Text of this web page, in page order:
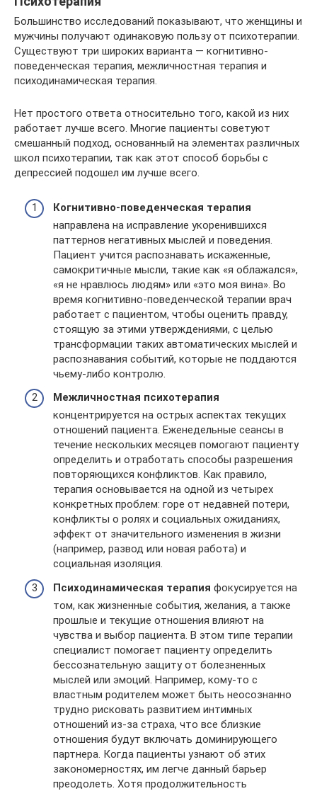
Большинство исследований показывают, что женщины и
мужчины получают одинаковую пользу от психотерапии.
Существуют три широких варианта — когнитивно-
поведенческая терапия, межличностная терапия и
психодинамическая терапия.
Нет простого ответа относительно того, какой из них
работает лучше всего. Многие пациенты советуют
смешанный подход, основанный на элементах различных
школ психотерапии, так как этот способ борьбы с
депрессией подошел им лучше всего.
Когнитивно-поведенческая терапия
направлена на исправление укоренившихся
паттернов негативных мыслей и поведения.
Пациент учится распознавать искаженные,
самокритичные мысли, такие как «я облажался»,
«я не нравлюсь людям» или «это моя вина». Во
время когнитивно-поведенческой терапии врач
работает с пациентом, чтобы оценить правду,
стоящую за этими утверждениями, с целью
трансформации таких автоматических мыслей и
распознавания событий, которые не поддаются
чьему-либо контролю.
Межличностная психотерапия
концентрируется на острых аспектах текущих
отношений пациента. Еженедельные сеансы в
течение нескольких месяцев помогают пациенту
определить и отработать способы разрешения
повторяющихся конфликтов. Как правило,
терапия основывается на одной из четырех
конкретных проблем: горе от недавней потери,
конфликты о ролях и социальных ожиданиях,
эффект от значительного изменения в жизни
(например, развод или новая работа) и
социальная изоляция.
Психодинамическая терапия фокусируется на
том, как жизненные события, желания, а также
прошлые и текущие отношения влияют на
чувства и выбор пациента. В этом типе терапии
специалист помогает пациенту определить
бессознательную защиту от болезненных
мыслей или эмоций. Например, кому-то с
властным родителем может быть неосознанно
трудно рисковать развитием интимных
отношений из-за страха, что все близкие
отношения будут включать доминирующего
партнера. Когда пациенты узнают об этих
закономерностях, им легче данный барьер
преодолеть. Хотя продолжительность